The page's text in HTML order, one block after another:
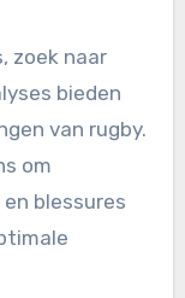
zoek naar
bieden
van rugby.
om
blessures